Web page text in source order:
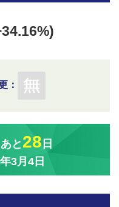
：
と 28 日
3月4日